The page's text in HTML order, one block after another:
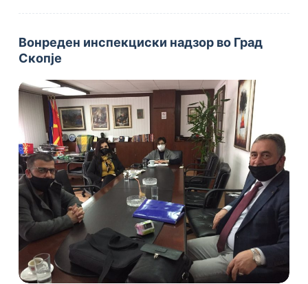
Вонреден инспекциски надзор во Град
Скопје